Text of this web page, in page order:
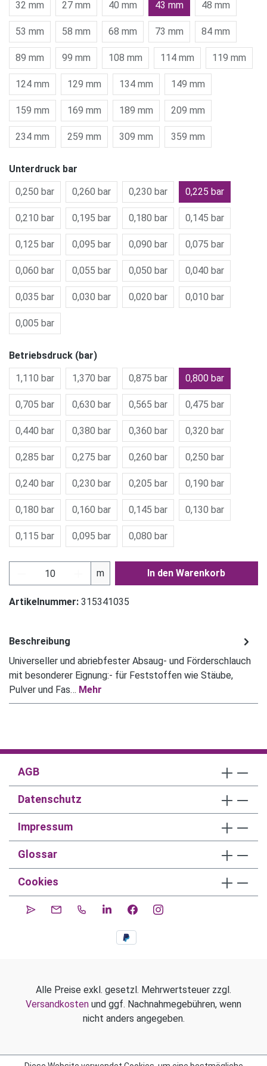
32 mm
27 mm 40 mm 43 mm 48 mm
53 mm 58 mm 68 mm 73 mm 84 mm
89 mm 99 mm 108 mm 114 mm 119 mm
124 mm 129 mm 134 mm 149 mm
159 mm 169 mm 189 mm 209 mm
234 mm 259 mm 309 mm 359 mm
Unterdruck bar
0,250 bar
0,260 bar 0,230 bar 0,225 bar
0,210 bar 0,195 bar 0,180 bar 0,145 bar
0,125 bar 0,095 bar 0,090 bar 0,075 bar
0,060 bar 0,055 bar 0,050 bar 0,040 bar
0,035 bar 0,030 bar 0,020 bar 0,010 bar
0,005 bar
Betriebsdruck (bar)
1,110 bar
1,370 bar 0,875 bar 0,800 bar
0,705 bar 0,630 bar 0,565 bar 0,475 bar
0,440 bar 0,380 bar 0,360 bar 0,320 bar
0,285 bar 0,275 bar 0,260 bar 0,250 bar
0,240 bar 0,230 bar 0,205 bar 0,190 bar
0,180 bar 0,160 bar 0,145 bar 0,130 bar
0,115 bar 0,095 bar 0,080 bar
Produkt Anzahl: Gib den gewünschten Wert
m In den Warenkorb
Artikelnummer: 315341035
Beschreibung
Universeller und abriebfester Absaug- und Förderschlauch
mit besonderer Eignung:- für Feststoffen wie Stäube,
Pulver und Fas… Mehr
AGB
Datenschutz
Impressum
Glossar
Cookies
Alle Preise exkl. gesetzl. Mehrwertsteuer zzgl.
Versandkosten und ggf. Nachnahmegebühren, wenn
nicht anders angegeben.